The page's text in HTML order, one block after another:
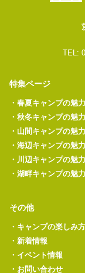
TEL:
特集ページ
・ 春夏キャンプの魅力
・ 秋冬キャンプの魅力
・ 山間キャンプの魅力
・ 海辺キャンプの魅力
・ 川辺キャンプの魅力
・ 湖畔キャンプの魅力
その他
・ キャンプの楽しみ方
・ 新着情報
・ イベント情報
・ お問い合わせ